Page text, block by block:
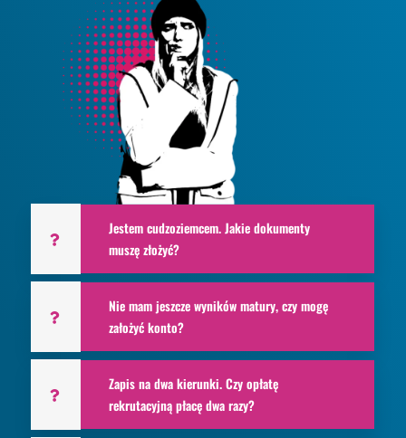
Jestem cudzoziemcem. Jakie dokumenty
muszę złożyć?
Nie mam jeszcze wyników matury, czy mogę
założyć konto?
Zapis na dwa kierunki. Czy opłatę
rekrutacyjną płacę dwa razy?